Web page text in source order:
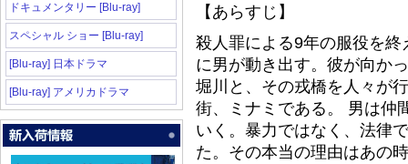
ドキュメンタリー [Blu-ray]
スペシャル ショー [Blu-ray]
[Blu-ray] 日本ドラマ
[Blu-ray] アメリカドラマ
【あらすじ】
殺人罪による9年の服役を
に男が動き出す。彼が向か
堀川と、その戎橋を人々が
街、ミナミである。 男は仲
いく。暴力ではなく、法律
た。その本当の理由はあの